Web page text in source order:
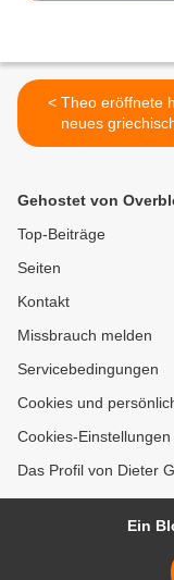
< Theo eröffnete heute
neues
Restaurant am
Gehostet von
Top-Beiträge
Seiten
Kontakt
Missbrauch melden
Servicebedingungen
Cookies und
Cookies-Einstellungen
Das Profil von Dieter
Ein